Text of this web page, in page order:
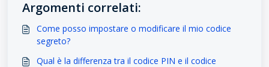
Argomenti correlati:
Come posso impostare o modificare il mio codice
segreto?
Qual è la differenza tra il codice PIN e il codice